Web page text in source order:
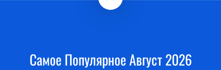
Самое Популярное Август 2026